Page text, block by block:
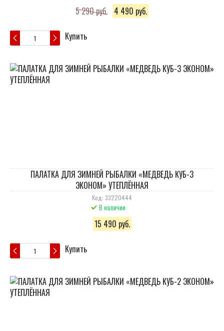
5 290 руб. 4 490 руб.
Купить
ПАЛАТКА ДЛЯ ЗИМНЕЙ РЫБАЛКИ «МЕДВЕДЬ КУБ-3
ЭКОНОМ» УТЕПЛЁННАЯ
Код: 33220444
В наличии
15 490 руб.
Купить